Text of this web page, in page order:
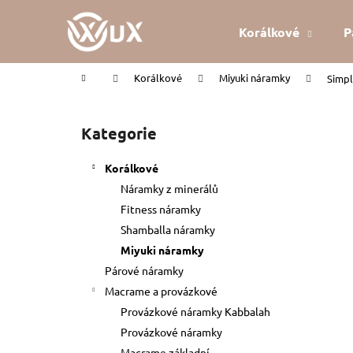
Korálkové
Domů Korálkové Miyuki náramky
Přeskočit
kategorie
Kategorie
Korálkové
Náramky z minerálů
Fitness náramky
Shamballa náramky
Miyuki náramky
Párové náramky
Macrame a provázkové
Provázkové náramky Kabbalah
Provázkové náramky
í
Zpět
do
Zpět
do
KABBALAH ČERVENÝ NÁRAMEK